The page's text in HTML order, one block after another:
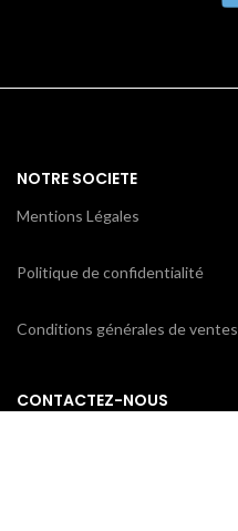
NOTRE SOCIETE
Mentions Légales
Politique de confidentialité
Conditions générales de ventes
CONTACTEZ-NOUS